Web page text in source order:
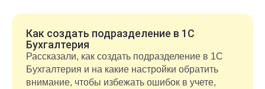
рассказали в статье.
Как создать подразделение в 1С
Бухгалтерия
Рассказали, как создать подразделение в 1С
Бухгалтерия и на какие настройки обратить
внимание, чтобы избежать ошибок в учете,